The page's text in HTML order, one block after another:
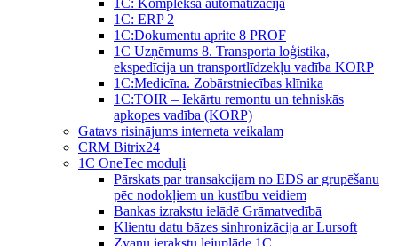
1C: ERP 2
1С:Dokumentu aprite 8 PROF
1C Uzņēmums 8. Transporta loģistika,
ekspedīcija un transportlīdzekļu vadība KORP
1C:Medicīna. Zobārstniecības klīnika
1C:TOIR – Iekārtu remontu un tehniskās
apkopes vadība (KORP)
Gatavs risinājums interneta veikalam
CRM Bitrix24
1С OneTec moduļi
Pārskats par transakcijam no EDS ar grupēšanu
pēc nodokļiem un kustību veidiem
Bankas izrakstu ielādē Grāmatvedībā
Klientu datu bāzes sinhronizācija ar Lursoft
Zvanu ierakstu lejuplāde 1C